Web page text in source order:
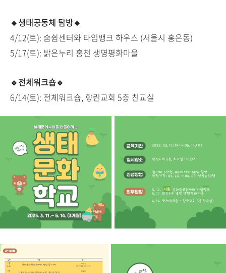
🔹생태공동체 탐방🔹
4/12(토): 숨쉼센터와 타임뱅크 하우스 (서울시 홍은동)
5/17(토): 밝은누리 홍천 생명평화마을
🔹전체워크숍🔹
6/14(토): 전체워크숍, 향린교회 5층 친교실